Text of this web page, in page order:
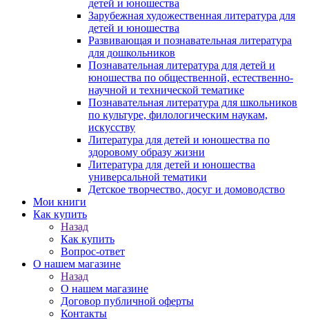
детей и юношества
Зарубежная художественная литература для
детей и юношества
Развивающая и познавательная литература
для дошкольников
Познавательная литература для детей и
юношества по общественной, естественно-
научной и технической тематике
Познавательная литература для школьников
по культуре, филологическим наукам,
искусству
Литература для детей и юношества по
здоровому образу жизни
Литература для детей и юношества
универсальной тематики
Детское творчество, досуг и домоводство
Мои книги
Как купить
Назад
Как купить
Вопрос-ответ
О нашем магазине
Назад
О нашем магазине
Договор публичной оферты
Контакты